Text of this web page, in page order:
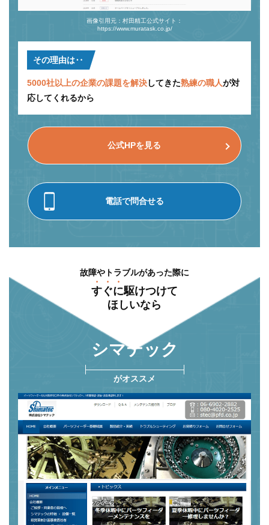
画像引用元：村田精工公式サイト：
https://www.muratask.co.jp/
その理由は‥
5000社以上の企業の課題を解決してきた熟練の職人が対
応してくれるから
公式HPを見る
電話で問合せる
故障やトラブルがあった際に
すぐに駆けつけて
ほしいなら
シマテック
がオススメ